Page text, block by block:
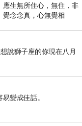
應生無所住心，無住，非
念念真，心無覺相
獅子座的你現在八月
變成佳話。